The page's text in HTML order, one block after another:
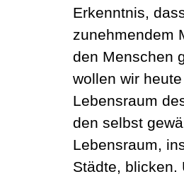
Erkenntnis,
zunehmendem
den Menschen
wollen wir
Lebensraum
den selbst
Lebensraum,
Städte, blicken.